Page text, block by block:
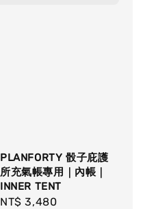
PLANFORTY 骰子庇護
所充氣帳專用｜內帳｜
INNER TENT
Regular
NT$ 3,480